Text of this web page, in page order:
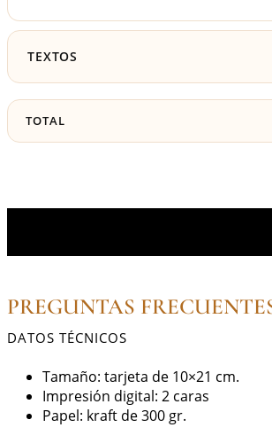
TEXTOS
TOTAL
PREGUNTAS
DATOS TÉCNICOS
Tamaño: tarjeta de 10×21 cm.
Impresión digital: 2 caras
Papel: kraft de 300 gr.